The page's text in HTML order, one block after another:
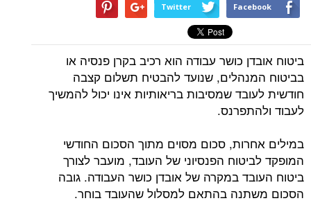
Facebook
Twitter
ביטוח אובדן כושר עבודה הוא רכיב בקרן פנסיה או
בביטוח המנהלים, שנועד להבטיח תשלום קצבה
חודשית לעובד שמסיבות בריאותיות אינו יכול להמשיך
לעבוד ולהתפרנס.
במילים אחרות, סכום מסוים מתוך הסכום החודשי
המופקד לביטוח הפנסיוני של העובד, מועבר לצורך
ביטוח העובד במקרה של אובדן כושר העבודה. גובה
הסכום משתנה בהתאם למסלול שהעובד בוחר.